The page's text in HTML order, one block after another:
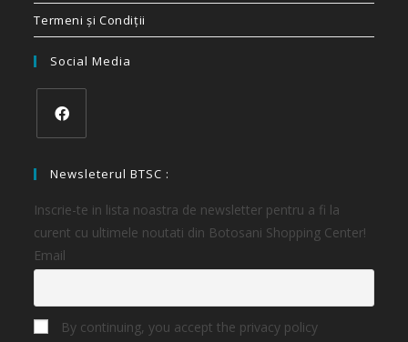
Termeni și Condiții
Social Media
Newsleterul BTSC :
Inscrie-te in lista noastra de newsletter pentru a fi la
curent cu ultimele noutati din Botosani Shopping Center!
Email
By continuing, you accept the privacy policy